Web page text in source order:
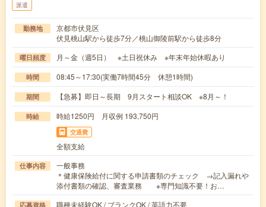
派遣
勤務地
京都市伏見区
伏見桃山駅から徒歩7分／桃山御陵前駅から徒歩8分
曜日頻度 月～金（週5日） ※土日祝休み ※年末年始休暇あり
時間 08:45～17:30(実働7時間45分 休憩1時間)
期間 【急募】即日～長期 9月スタート相談OK ※8月～！
時給 時給1250円 月収例 193,750円
交通費
全額支給
仕事内容
一般事務
＊健康保険給付に関する申請書類のチェック →記入漏れや
添付書類の確認、審査業務 ※専門知識不要！お…
応募資格 職種未経験OK / ブランクOK / 英語力不要